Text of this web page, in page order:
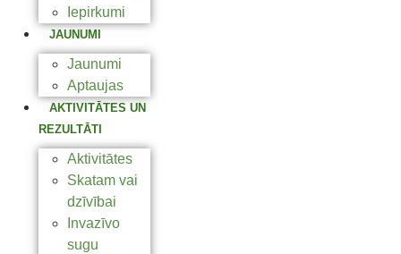
Iepirkumi
JAUNUMI
Jaunumi
Aptaujas
AKTIVITĀTES UN
REZULTĀTI
Aktivitātes
Skatam vai
dzīvībai
Invazīvo
sugu